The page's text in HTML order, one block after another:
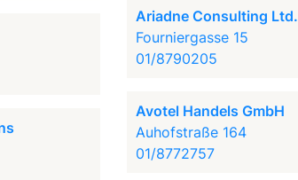
Ariadne Consulting Ltd.
Fourniergasse 15
01/8790205
Avotel Handels GmbH
Auhofstraße 164
01/8772757